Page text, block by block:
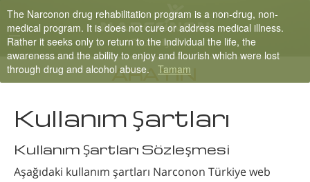
Turkish
English
ARAYIN
Kullanım Şartları
Kullanım Şartları Sözleşmesi
Aşağıdaki kullanım şartları Narconon Türkiye web
The Narconon drug rehabilitation program is a non-drug, non-
medical program. It is does not cure or address medical illness.
Rather it seeks only to return to the individual the life, the
awareness and the ability to enjoy and flourish which were lost
through drug and alcohol abuse. Tamam